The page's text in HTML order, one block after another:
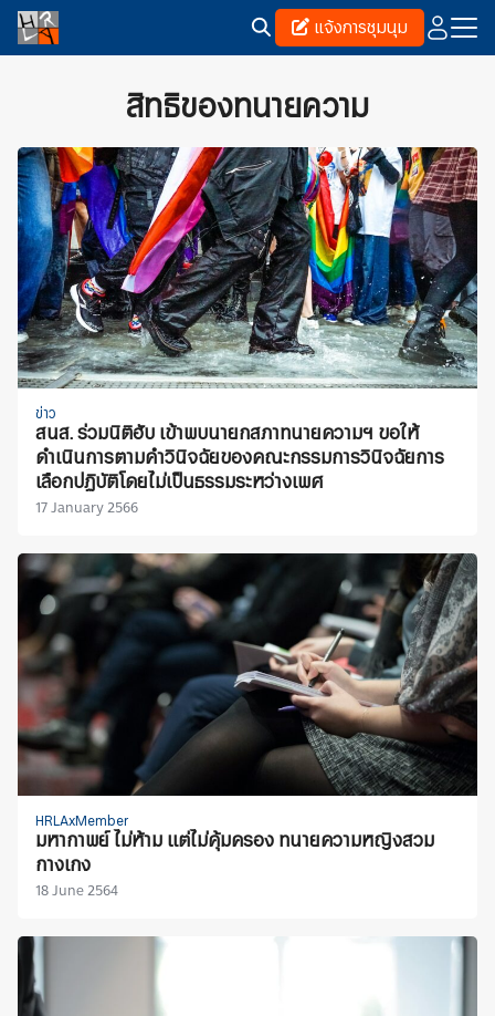
Skip
แจ้งการชุมนุม
สิทธิของทนายความ
ข่าว
สนส. ร่วมนิติฮับ เข้าพบนายกสภาทนายความฯ ขอให้
ดำเนินการตามคำวินิจฉัยของคณะกรรมการวินิจฉัยการ
เลือกปฏิบัติโดยไม่เป็นธรรมระหว่างเพศ
17 January 2566
HRLAxMember
มหากาพย์ ไม่ห้าม แต่ไม่คุ้มครอง ทนายความหญิงสวม
กางเกง
18 June 2564